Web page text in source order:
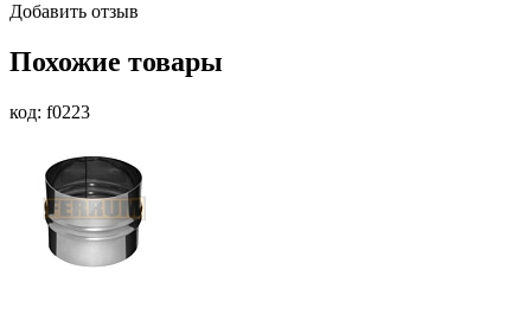
Добавить отзыв
Похожие товары
код: f0223